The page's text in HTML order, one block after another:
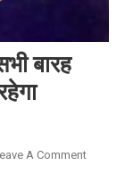
बारह
A CommentOn